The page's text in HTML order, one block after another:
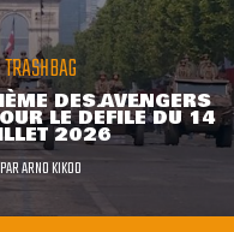
TRASHBAG
DES AVENGERS
LE DÉFILÉ DU 14
2026
PARARNO KIKOO